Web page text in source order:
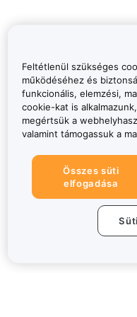
Feltétlenül szükséges
működéséhez és
funkcionális, elemzési,
cookie-kat is
megértsük a
valamint támogassuk a
Összes süti
elfogadása